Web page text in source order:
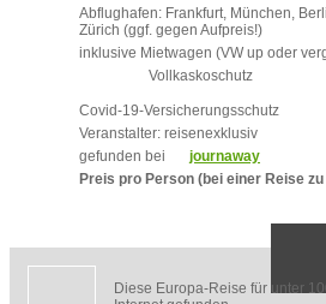
Abflughafen: Frankfurt, München,
Zürich (ggf. gegen Aufpreis!)
inklusive Mietwagen (VW up oder
Vollkaskoschutz
Covid-19-Versicherungsschutz
Veranstalter: reisenexklusiv
gefunden bei
journaway
Preis pro Person (bei einer Reise
Diese Europa-Reise für unter